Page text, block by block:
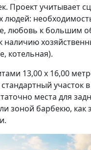
Проект учитывает
людей:
любовь к большим
наличию
котельная).
13,00 x 16,00
участок в
места для
зоной барбекю, как